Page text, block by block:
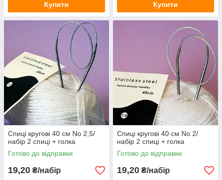
Купити Купити
Спиці кругові 40 см No 2,5/
набір 2 спиці + голка
Готово до відправки
19,20 ₴/набір
Спиці кругові 40 см No 2/
набір 2 спиці + голка
Готово до відправки
19,20 ₴/набір